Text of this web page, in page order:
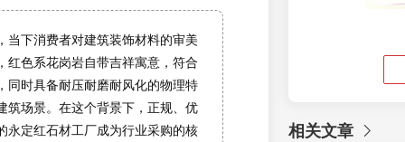
当下消费者对建筑装饰材料的审美
红色系花岗岩自带吉祥寓意，符合
同时具备耐压耐磨耐风化的物理特
筑场景。在这个背景下，正规、优
永定红石材工厂成为行业采购的核
相关文章